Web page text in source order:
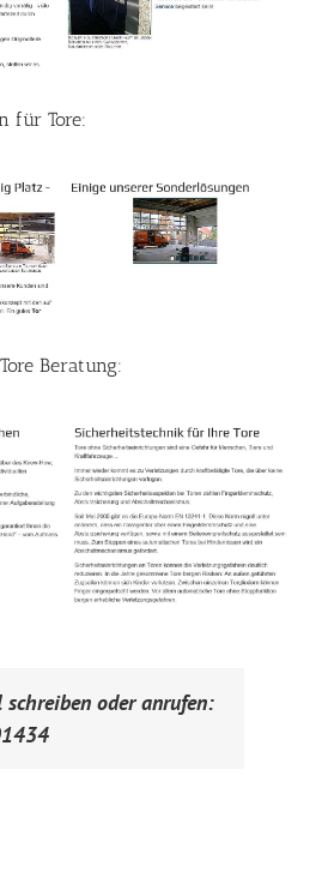
für Tore:
Beratung:
oder anrufen: